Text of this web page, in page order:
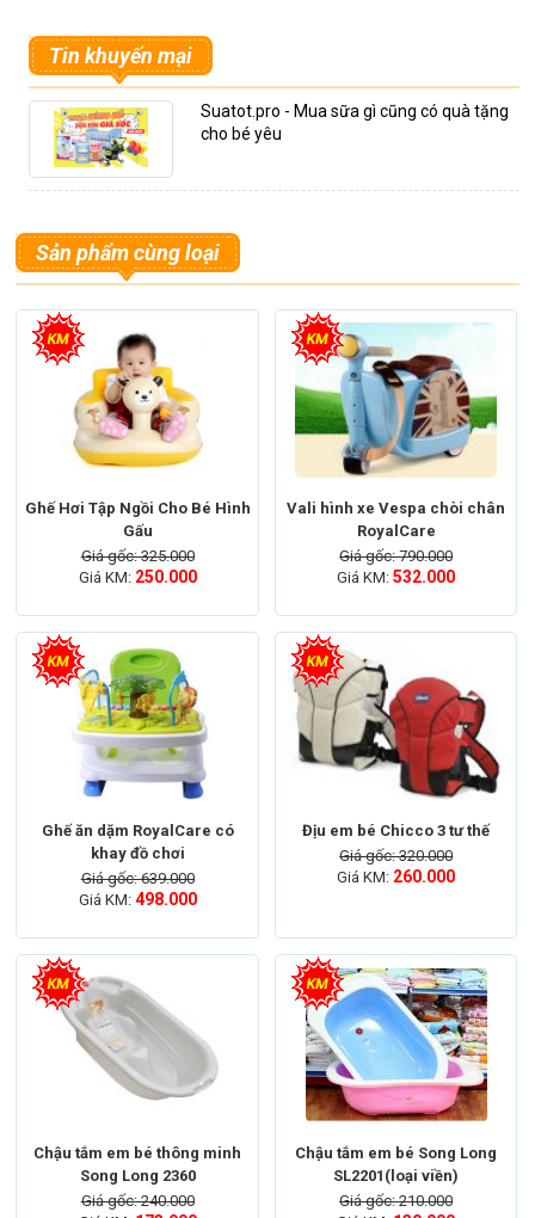
Bàn ăn có thể tháo rời dễ dàng và điều chỉnh
được khoảng rộng chỗ bé ngồi bằng 3 nấc tiện
dụng, trên bàn ăn có thêm khay chia thức ăn.
Chân ghế được thiết kế theo 3 nấc điều chỉnh
độ được cao của ghế.
Mức giá vừa phải, chất liệu cao cấp, tuy nhiên ghế
RoyalCare có khay đồ chơi
Tham khảo thêm:Ghế ăn dặm trẻ em RoyalCare có
Ghế ăn dặm RoyalCare có khay đồ chơi đẹp
và có nhạc giúp bé ăn giỏi và chơi ngoan.
Tin khuyến mại
Suatot.pro - Mua sữa gì cũng có quà tặng
cho bé yêu
Sản phẩm cùng loại
Ghế Hơi Tập Ngồi Cho Bé Hình
Gấu
Giá gốc: 325.000
Giá KM: 250.000
Vali hình xe Vespa chòi chân
RoyalCare
Giá gốc: 790.000
Giá KM:532.000
Ghế ăn dặm RoyalCare có
khay đồ chơi
Giá gốc: 639.000
Giá KM: 498.000
Địu em bé Chicco 3 tư thế
Giá gốc: 320.000
Giá KM: 260.000
Chậu tắm em bé thông minh
Song Long 2360
Giá gốc: 240.000
Chậu tắm em bé Song Long
SL2201(loại viền)
Giá gốc: 210.000